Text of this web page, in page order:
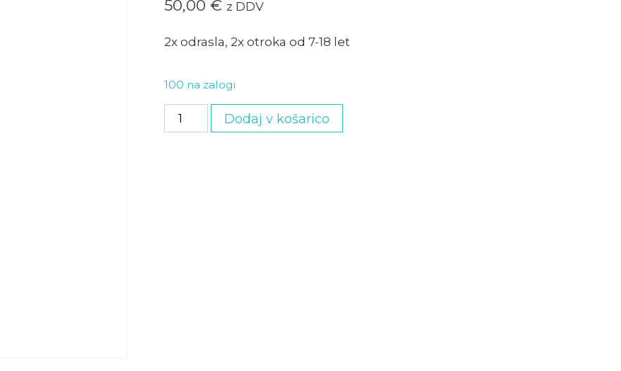
50,00 € z DDV
2x odrasla, 2x otroka od 7-18 let
100 na zalogi
Družinska
vstopnica
Dodaj v košarico